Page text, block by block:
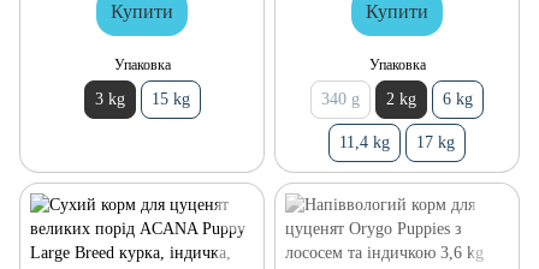
Купити
Упаковка
3 kg 15 kg
Купити
Упаковка
340 g 2 kg 6 kg
11,4 kg 17 kg